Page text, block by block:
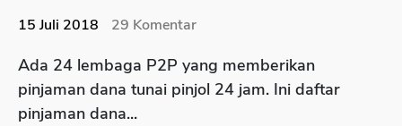
Asuransi Kesehatan
Asuransi Syariah
15 Juli 2018 29 Komentar
Ada 24 lembaga P2P yang memberikan
pinjaman dana tunai pinjol 24 jam. Ini daftar
pinjaman dana...